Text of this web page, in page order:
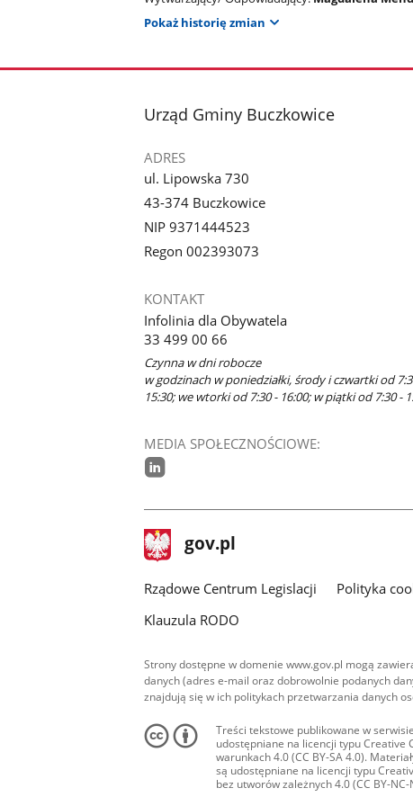
Pokaż historię zmian
stopka
Urząd Gminy Buczkowice
ADRES
ul. Lipowska 730
43-374 Buczkowice
NIP 9371444523
Regon 002393073
KONTAKT
Infolinia dla Obywatela
33 499 00 66
Czynna w dni robocze
w godzinach w poniedziałki, środy i czwartki od
15:30; we wtorki od 7:30 - 16:00; w piątki od 7:30 -
MEDIA SPOŁECZNOŚCIOWE:
stopka
gov.pl Strona
gov.pl
Rządowe Centrum Legislacji Polityka
Klauzula RODO
Strony dostępne w domenie www.gov.pl mogą
danych (adres e-mail oraz dobrowolnie podanych
znajdują się w ich politykach przetwarzania danych
Treści tekstowe publikowane w
udostępniane na licencji typu Creative
warunkach 4.0 (CC BY-SA 4.0).
są udostępniane na licencji typu
bez utworów zależnych 4.0 (CC BY-